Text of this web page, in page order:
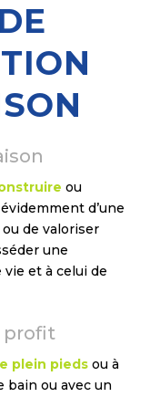
ou
d’une
de valoriser
une
vie et à celui de
profit
plein pieds ou à
bain ou avec un